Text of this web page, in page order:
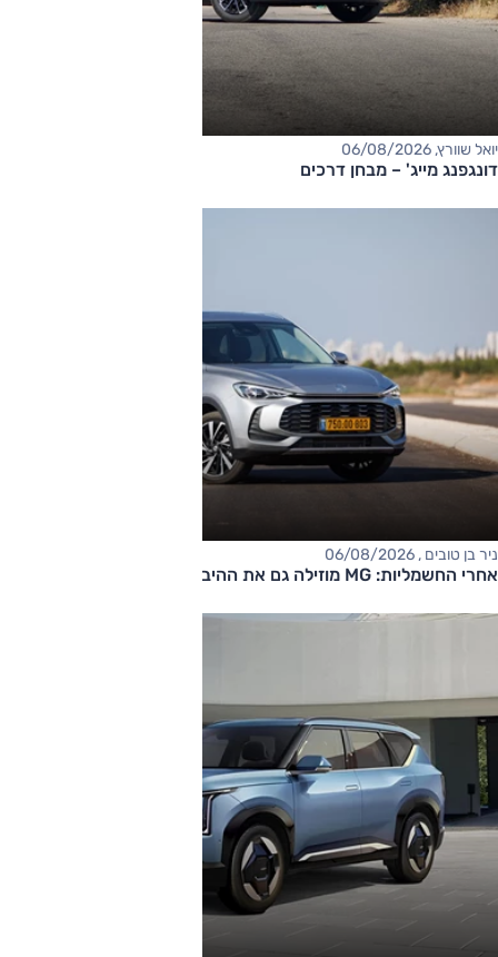
יואל שוורץ, 06/08/2026
דונגפנג מייג' – מבחן דרכים
ניר בן טובים , 06/08/2026
אחרי החשמליות: MG מוזילה גם את ההיברידיות